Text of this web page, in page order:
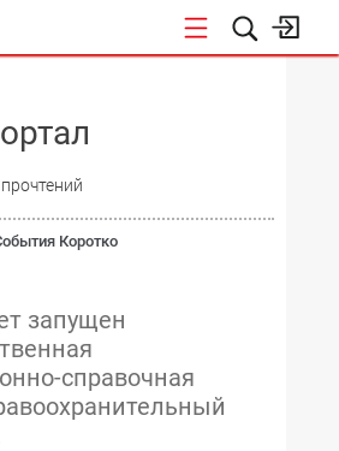
Коротко
запущен
справочная